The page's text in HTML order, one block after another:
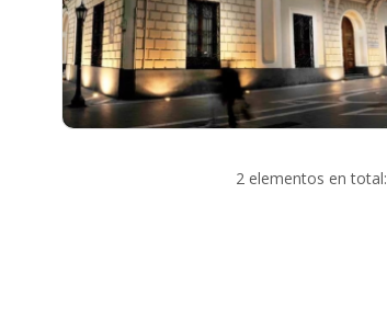
2 elementos en total: